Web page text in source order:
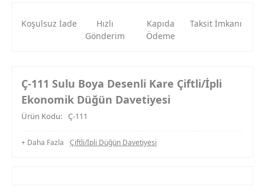
Koşulsuz İade
Hızlı
Gönderim
Kapıda
Ödeme
Taksit İmkanı
Ç-111 Sulu Boya Desenli Kare Çiftli/İpli
Ekonomik Düğün Davetiyesi
Ürün Kodu: Ç-111
+ Daha Fazla Çiftli/İpli Düğün Davetiyesi